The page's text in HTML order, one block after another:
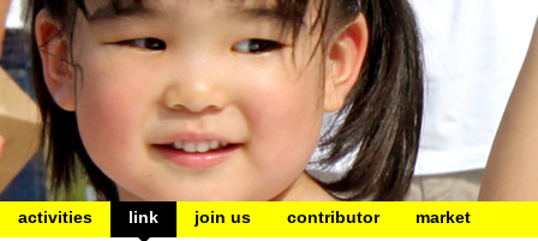
activities link join us contributor market